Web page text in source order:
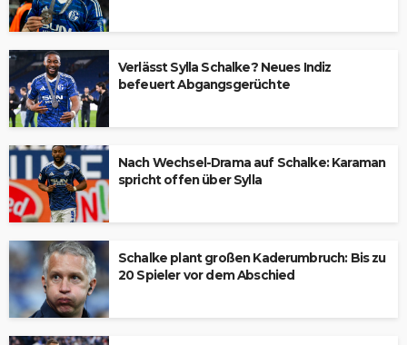
Verlässt Sylla Schalke? Neues Indiz
befeuert Abgangsgerüchte
Nach Wechsel-Drama auf Schalke: Karaman
spricht offen über Sylla
Schalke plant großen Kaderumbruch: Bis zu
20 Spieler vor dem Abschied